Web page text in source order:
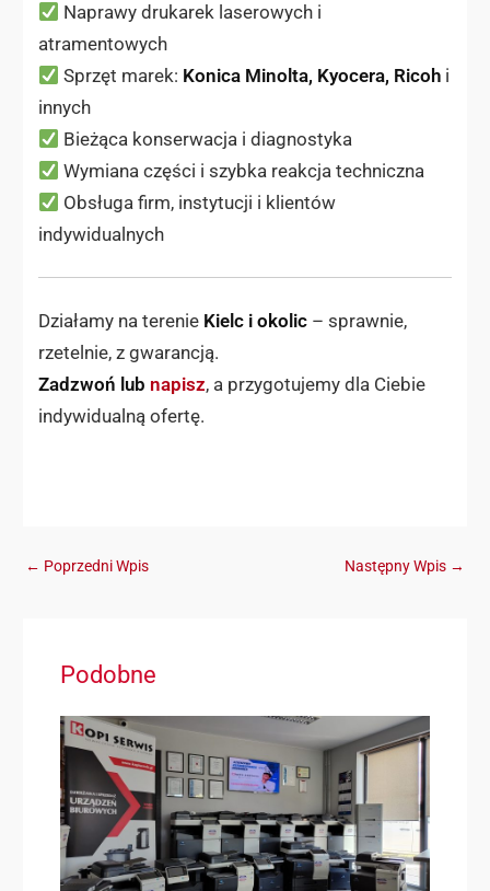
Naprawy drukarek laserowych i
atramentowych
Sprzęt marek: Konica Minolta, Kyocera, Ricoh i
innych
Bieżąca konserwacja i diagnostyka
Wymiana części i szybka reakcja techniczna
Obsługa firm, instytucji i klientów
indywidualnych
Działamy na terenie Kielc i okolic– sprawnie,
rzetelnie, z gwarancją.
Zadzwoń lub napisz, a przygotujemy dla Ciebie
indywidualną ofertę.
← Poprzedni Wpis Następny Wpis →
Podobne